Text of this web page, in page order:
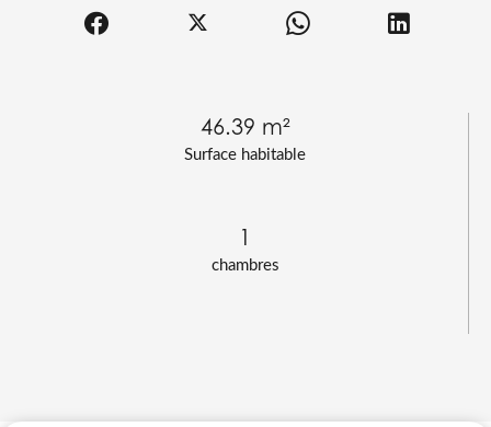
Surface habitable
46.39 m²
chambres
1